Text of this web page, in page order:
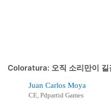
Coloratura: 오직 소리만이 길
Juan Carlos Moya
CE, Pdpartid Games